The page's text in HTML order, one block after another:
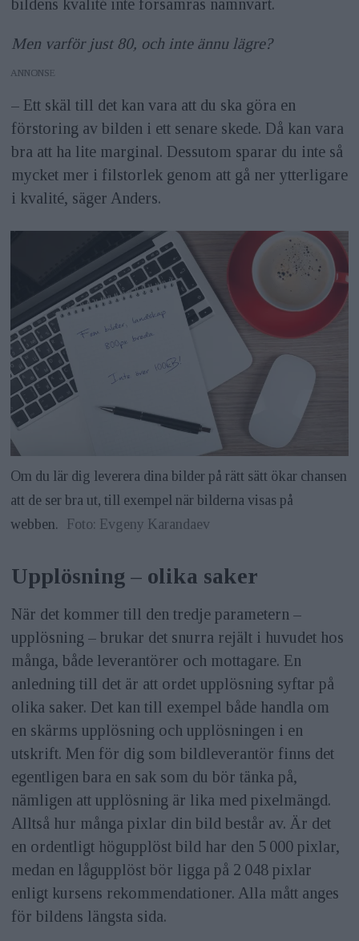
bildens kvalité inte försämras nämnvärt.
Men varför just 80, och inte ännu lägre?
ANNONS
– Ett skäl till det kan vara att du ska göra en
förstoring av bilden i ett senare skede. Då kan vara
bra att ha lite marginal. Dessutom sparar du inte så
mycket mer i filstorlek genom att gå ner ytterligare
i kvalité, säger Anders.
Om du lär dig leverera dina bilder på rätt sätt ökar chansen
att de ser bra ut, till exempel när bilderna visas på
webben.
Foto: Evgeny Karandaev
Upplösning – olika saker
När det kommer till den tredje parametern –
upplösning – brukar det snurra rejält i huvudet hos
många, både leverantörer och mottagare. En
anledning till det är att ordet upplösning syftar på
olika saker. Det kan till exempel både handla om
en skärms upplösning och upplösningen i en
utskrift. Men för dig som bildleverantör finns det
egentligen bara en sak som du bör tänka på,
nämligen att upplösning är lika med pixelmängd.
Alltså hur många pixlar din bild består av. Är det
en ordentligt högupplöst bild har den 5 000 pixlar,
medan en lågupplöst bör ligga på 2 048 pixlar
enligt kursens rekommendationer. Alla mått anges
för bildens längsta sida.